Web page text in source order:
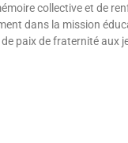
collective et de
dans la mission
paix de fraternité aux